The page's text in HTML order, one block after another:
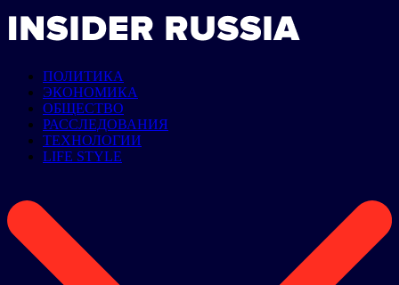
ПОЛИТИКА
ЭКОНОМИКА
ОБЩЕСТВО
РАССЛЕДОВАНИЯ
ТЕХНОЛОГИИ
LIFE STYLE